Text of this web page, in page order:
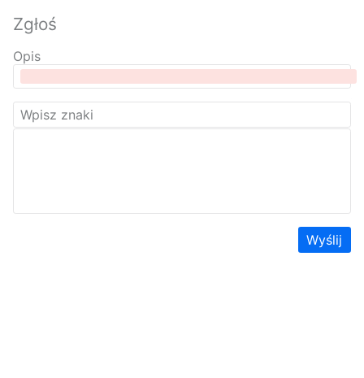
Zgłoś
Opis
Wyślij